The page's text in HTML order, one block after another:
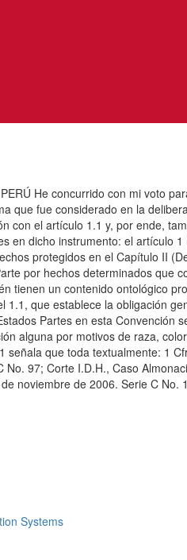
He concurrido con mi
que fue considerado en la
el artículo 1.1 y, por ende,
en dicho instrumento: el
protegidos en el Capítulo II
por hechos determinados
tienen un contenido ontológico
que establece la obligación
Partes en esta
alguna por motivos de raza,
que toda textualmente: 1
97; Corte I.D.H., Caso
noviembre de 2006. Serie C No.